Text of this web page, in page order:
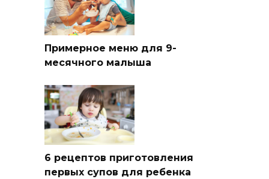
Примерное меню для 9-
месячного малыша
6 рецептов приготовления
первых супов для ребенка